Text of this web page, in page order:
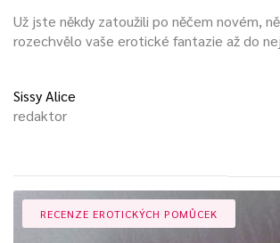
Už jste někdy zatoužili po něčem novém,
rozechvělo vaše erotické fantazie až do
Sissy Alice
redaktor
RECENZE EROTICKÝCH POMŮCEK